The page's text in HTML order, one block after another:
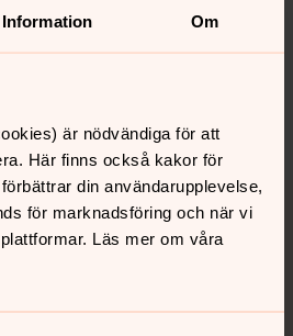
Information Om
är nödvändiga för att
Här finns också kakor för
din användarupplevelse,
för marknadsföring och när vi
Läs mer om våra
på sidans